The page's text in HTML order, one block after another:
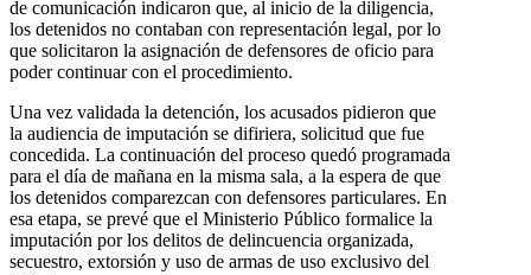
de comunicación indicaron que, al inicio de la diligencia,
los detenidos no contaban con representación legal, por lo
que solicitaron la asignación de defensores de oficio para
poder continuar con el procedimiento.
Una vez validada la detención, los acusados pidieron que
la audiencia de imputación se difiriera, solicitud que fue
concedida. La continuación del proceso quedó programada
para el día de mañana en la misma sala, a la espera de que
los detenidos comparezcan con defensores particulares. En
esa etapa, se prevé que el Ministerio Público formalice la
imputación por los delitos de delincuencia organizada,
secuestro, extorsión y uso de armas de uso exclusivo del